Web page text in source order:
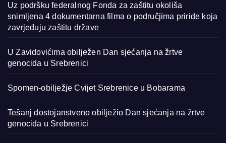
Uz podršku federalnog Fonda za zaštitu okoliša
snimljena 4 dokumentarna filma o područjima priride koja
zavrjeđuju zaštitu države
U Zavidovićima obilježen Dan sjećanja na žrtve
genocida u Srebrenici
Spomen-obilježje Cvijet Srebrenice u Bobarama
Tešanj dostojanstveno obilježio Dan sjećanja na žrtve
genocida u Srebrenici